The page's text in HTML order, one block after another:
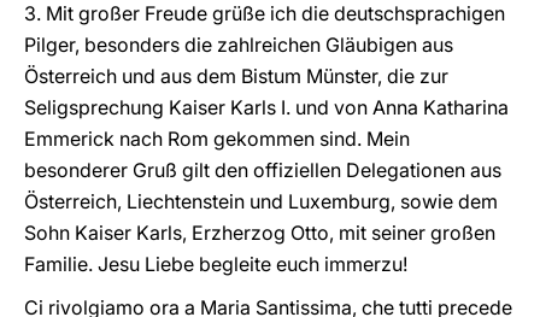
3. Mit großer Freude grüße ich die deutschsprachigen
Pilger, besonders die zahlreichen Gläubigen aus
Österreich und aus dem Bistum Münster, die zur
Seligsprechung Kaiser Karls I. und von Anna Katharina
Emmerick nach Rom gekommen sind. Mein
besonderer Gruß gilt den offiziellen Delegationen aus
Österreich, Liechtenstein und Luxemburg, sowie dem
Sohn Kaiser Karls, Erzherzog Otto, mit seiner großen
Familie. Jesu Liebe begleite euch immerzu!
Ci rivolgiamo ora a Maria Santissima, che tutti precede